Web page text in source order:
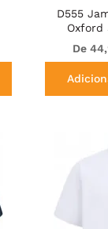
D555
Oxford
De